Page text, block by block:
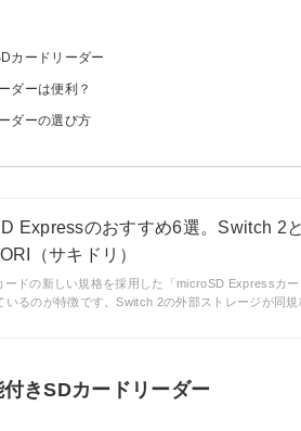
カードリーダー
ダーは便利？
ダーの選び方
Expressのおすすめ6選。Switch 2
（サキドリ）
ードの新しい規格を採用した「microSD Expressカ
いるのが特徴です。Switch 2の外部ストレージが同
きSDカードリーダー